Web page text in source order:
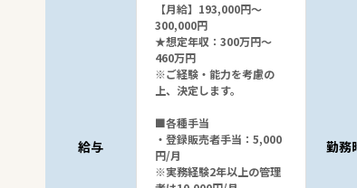
給与
【月給】193,000円～
300,000円
★想定年収：300万円～
460万円
※ご経験・能力を考慮の
上、決定します。
■各種手当
・登録販売者手当：5,000
円/月
※実務経験2年以上の管理
勤務